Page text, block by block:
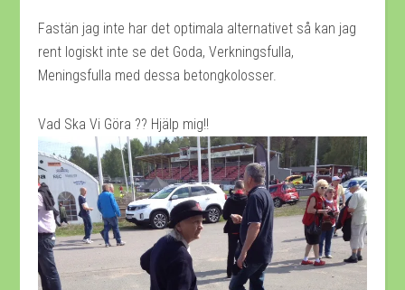
Fastän jag inte har det optimala alternativet så kan jag
rent logiskt inte se det Goda, Verkningsfulla,
Meningsfulla med dessa betongkolosser.
Vad Ska Vi Göra ?? Hjälp mig!!